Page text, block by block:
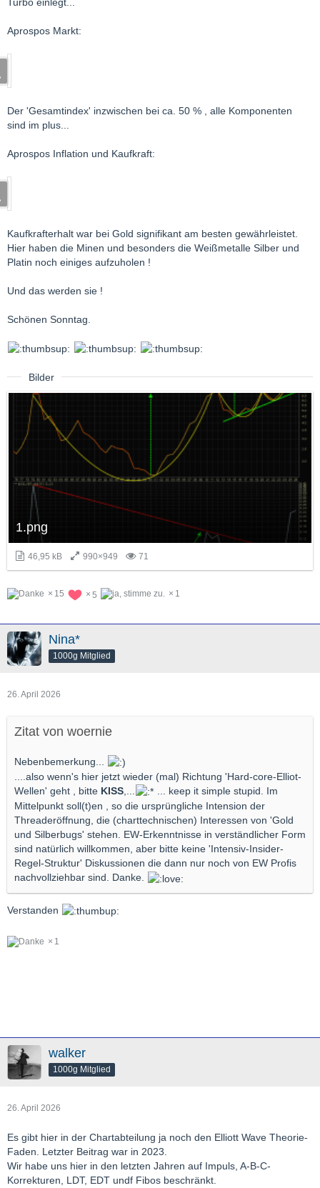
Aprospos Markt:
Der 'Gesamtindex' inzwischen bei ca. 50 % , alle Komponenten
sind im plus...
Aprospos Inflation und Kaufkraft:
Kaufkrafterhalt war bei Gold signifikant am besten gewährleistet.
Hier haben die Minen und besonders die Weißmetalle Silber und
Platin noch einiges aufzuholen !
Und das werden sie !
Schönen Sonntag.
Bilder
1.png
46,95 kB 990×949 71
15 5 1
Nina*
1000g Mitglied
26. April 2026
Zitat von woernie
Nebenbemerkung...
....also wenn's hier jetzt wieder (mal) Richtung 'Hard-core-Elliot-
Wellen' geht , bitte KISS
... keep it simple stupid. Im
Mittelpunkt soll(t)en , so die ursprüngliche Intension der
Threaderöffnung, die (charttechnischen) Interessen von 'Gold
und Silberbugs' stehen. EW-Erkenntnisse in verständlicher Form
sind natürlich willkommen, aber bitte keine 'Intensiv-Insider-
Regel-Struktur' Diskussionen die dann nur noch von EW Profis
nachvollziehbar sind. Danke.
Verstanden
1
walker
1000g Mitglied
26. April 2026
Es gibt hier in der Chartabteilung ja noch den Elliott Wave Theorie-
Faden. Letzter Beitrag war in 2023.
Wir habe uns hier in den letzten Jahren auf Impuls, A-B-C-
Korrekturen, LDT, EDT undf Fibos beschränkt.